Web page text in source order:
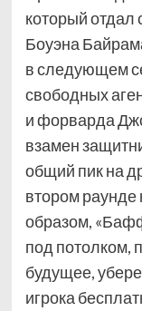
который отдал
Боуэна
в следующем
свободных
и форварда
взамен
общий пик на
втором раунде
образом,
под потолком,
будущее,
игрока